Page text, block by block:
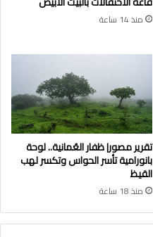
منذ 14 ساعة
تقرير مصور| ظفار العُمانية.. لوحة
بانورامية تأسر الحواس وتكسر لهب
القيظ
منذ 18 ساعة